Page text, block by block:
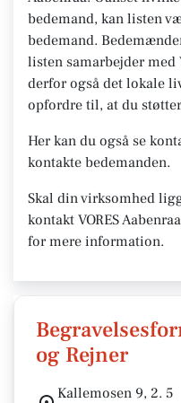
bedemand, kan listen
bedemand.
listen samarbejder med
derfor også det lokale
opfordre til, at du
Her kan du også se
kontakte bedemanden.
Skal din virksomhed
kontakt VORES
for mere information.
og Rejner
Kallemosen 9, 2. 5